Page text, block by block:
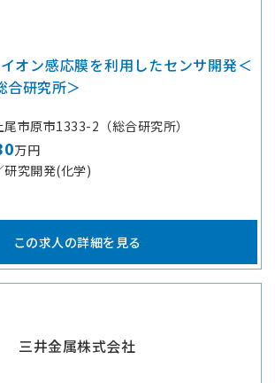
オン感応膜を利用したセンサ開発＜
合研究所＞
市原市1333-2（総合研究所）
万円
研究開発(化学)
この求人の詳細を見る
三井金属株式会社